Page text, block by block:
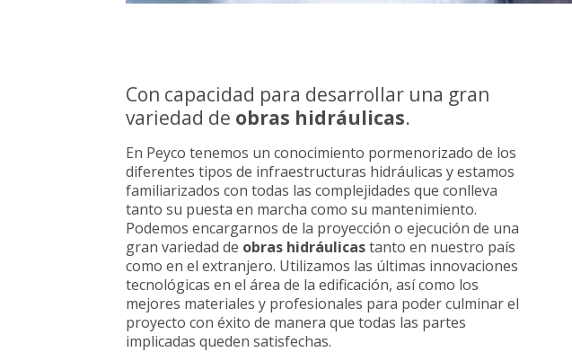
Con capacidad para desarrollar una gran
variedad de obras hidráulicas.
En Peyco tenemos un conocimiento pormenorizado de los
diferentes tipos de infraestructuras hidráulicas y estamos
familiarizados con todas las complejidades que conlleva
tanto su puesta en marcha como su mantenimiento.
Podemos encargarnos de la proyección o ejecución de una
gran variedad de obras hidráulicastanto en nuestro país
como en el extranjero. Utilizamos las últimas innovaciones
tecnológicas en el área de la edificación, así como los
mejores materiales y profesionales para poder culminar el
proyecto con éxito de manera que todas las partes
implicadas queden satisfechas.